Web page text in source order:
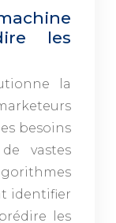
les
la
besoins
vastes
identifier
les